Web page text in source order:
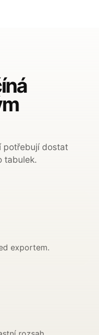
potřebují dostat
tabulek.
exportem.